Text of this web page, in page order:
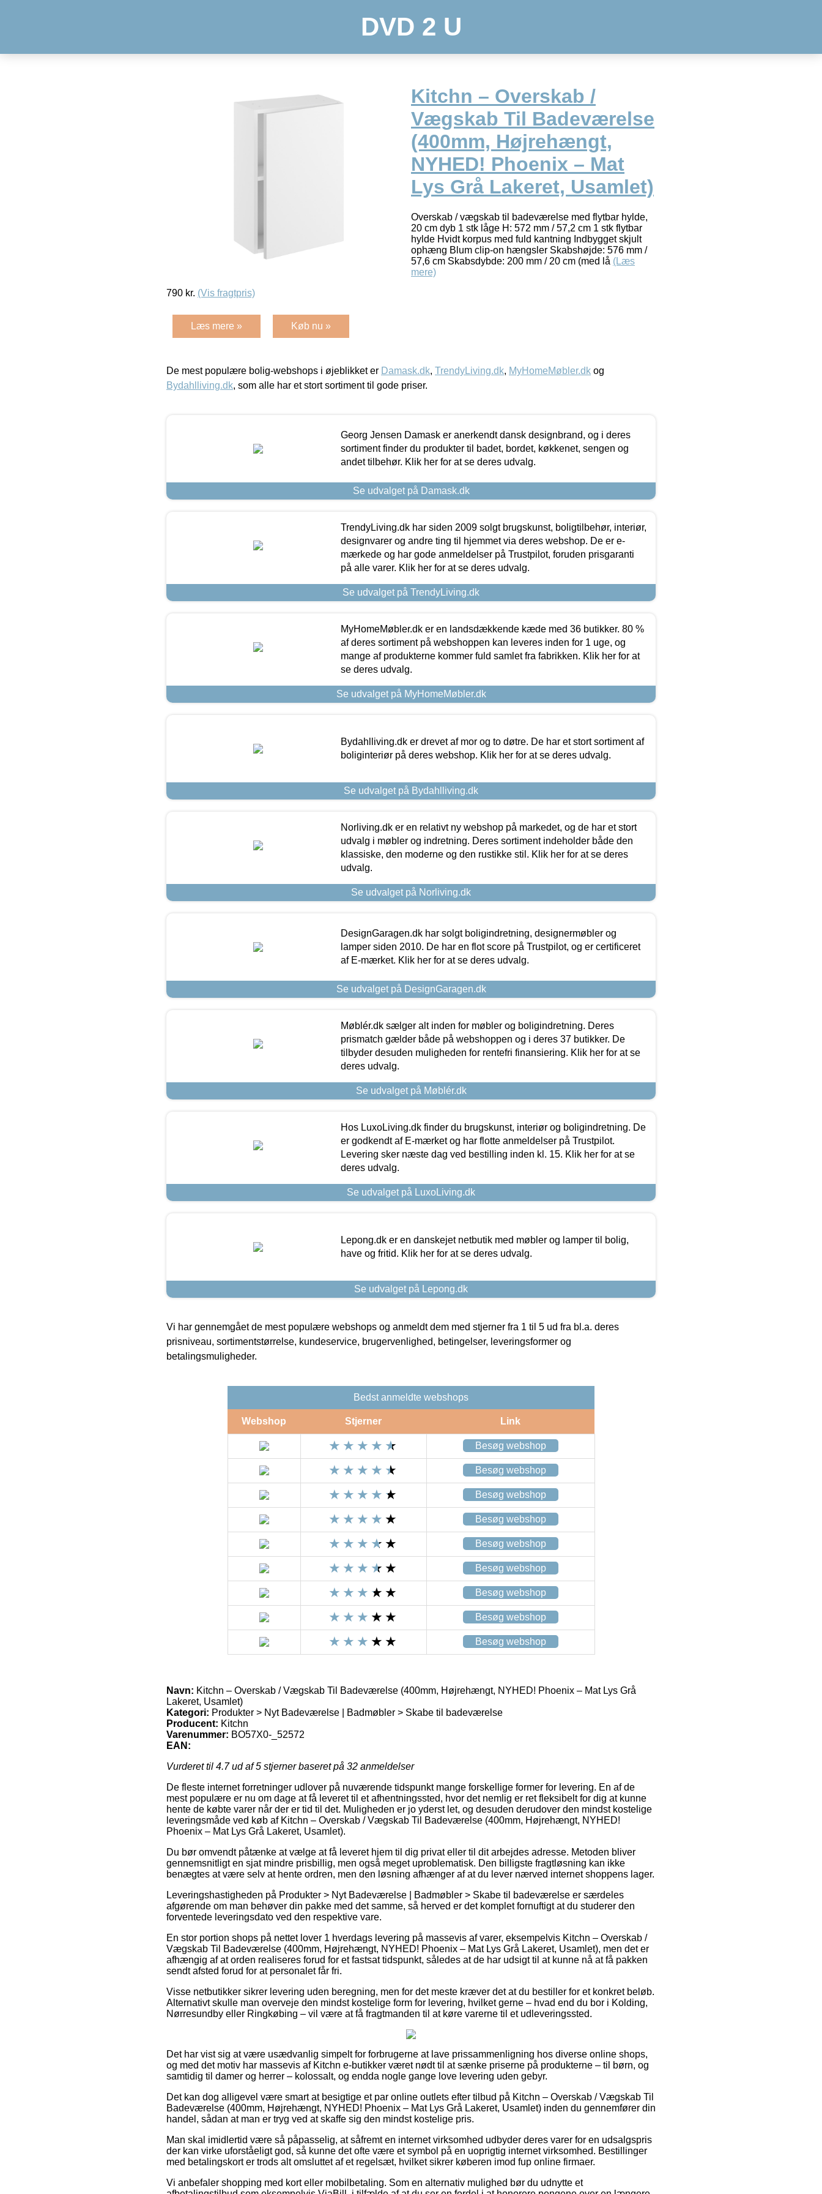
DVD 2 U
Kitchn – Overskab /
Vægskab Til Badeværelse
(400mm, Højrehængt,
NYHED! Phoenix – Mat
Lys Grå Lakeret, Usamlet)
Overskab / vægskab til badeværelse med flytbar hylde,
20 cm dyb 1 stk låge H: 572 mm / 57,2 cm 1 stk flytbar
hylde Hvidt korpus med fuld kantning Indbygget skjult
ophæng Blum clip-on hængsler Skabshøjde: 576 mm /
57,6 cm Skabsdybde: 200 mm / 20 cm (med lå (Læs
mere)
790 kr. (Vis fragtpris)
Læs mere » Køb nu »
De mest populære bolig-webshops i øjeblikket er Damask.dk, TrendyLiving.dk, MyHomeMøbler.dk og
Bydahlliving.dk, som alle har et stort sortiment til gode priser.
Georg Jensen Damask er anerkendt dansk designbrand, og i deres
sortiment finder du produkter til badet, bordet, køkkenet, sengen og
andet tilbehør. Klik her for at se deres udvalg.
Se udvalget på Damask.dk
TrendyLiving.dk har siden 2009 solgt brugskunst, boligtilbehør, interiør,
designvarer og andre ting til hjemmet via deres webshop. De er e-
mærkede og har gode anmeldelser på Trustpilot, foruden prisgaranti
på alle varer. Klik her for at se deres udvalg.
Se udvalget på TrendyLiving.dk
MyHomeMøbler.dk er en landsdækkende kæde med 36 butikker. 80 %
af deres sortiment på webshoppen kan leveres inden for 1 uge, og
mange af produkterne kommer fuld samlet fra fabrikken. Klik her for at
se deres udvalg.
Se udvalget på MyHomeMøbler.dk
Bydahlliving.dk er drevet af mor og to døtre. De har et stort sortiment af
boliginteriør på deres webshop. Klik her for at se deres udvalg.
Se udvalget på Bydahlliving.dk
Norliving.dk er en relativt ny webshop på markedet, og de har et stort
udvalg i møbler og indretning. Deres sortiment indeholder både den
klassiske, den moderne og den rustikke stil. Klik her for at se deres
udvalg.
Se udvalget på Norliving.dk
DesignGaragen.dk har solgt boligindretning, designermøbler og
lamper siden 2010. De har en flot score på Trustpilot, og er certificeret
af E-mærket. Klik her for at se deres udvalg.
Se udvalget på DesignGaragen.dk
Møblér.dk sælger alt inden for møbler og boligindretning. Deres
prismatch gælder både på webshoppen og i deres 37 butikker. De
tilbyder desuden muligheden for rentefri finansiering. Klik her for at se
deres udvalg.
Se udvalget på Møblér.dk
Hos LuxoLiving.dk finder du brugskunst, interiør og boligindretning. De
er godkendt af E-mærket og har flotte anmeldelser på Trustpilot.
Levering sker næste dag ved bestilling inden kl. 15. Klik her for at se
deres udvalg.
Se udvalget på LuxoLiving.dk
Lepong.dk er en danskejet netbutik med møbler og lamper til bolig,
have og fritid. Klik her for at se deres udvalg.
Se udvalget på Lepong.dk
Vi har gennemgået de mest populære webshops og anmeldt dem med stjerner fra 1 til 5 ud fra bl.a. deres
prisniveau, sortimentstørrelse, kundeservice, brugervenlighed, betingelser, leveringsformer og
betalingsmuligheder.
Bedst anmeldte webshops
Webshop Stjerner Link
Besøg webshop
Besøg webshop
Besøg webshop
Besøg webshop
Besøg webshop
Besøg webshop
Besøg webshop
Besøg webshop
Besøg webshop
Navn: Kitchn – Overskab / Vægskab Til Badeværelse (400mm, Højrehængt, NYHED! Phoenix – Mat Lys Grå
Lakeret, Usamlet)
Kategori: Produkter > Nyt Badeværelse | Badmøbler > Skabe til badeværelse
Producent: Kitchn
Varenummer: BO57X0-_52572
EAN:
Vurderet til 4.7ud af 5 stjerner baseret på 32 anmeldelser
De fleste internet forretninger udlover på nuværende tidspunkt mange forskellige former for levering. En af de
mest populære er nu om dage at få leveret til et afhentningssted, hvor det nemlig er ret fleksibelt for dig at kunne
hente de købte varer når der er tid til det. Muligheden er jo yderst let, og desuden derudover den mindst kostelige
leveringsmåde ved køb af Kitchn – Overskab / Vægskab Til Badeværelse (400mm, Højrehængt, NYHED!
Phoenix – Mat Lys Grå Lakeret, Usamlet).
Du bør omvendt påtænke at vælge at få leveret hjem til dig privat eller til dit arbejdes adresse. Metoden bliver
gennemsnitligt en sjat mindre prisbillig, men også meget uproblematisk. Den billigste fragtløsning kan ikke
benægtes at være selv at hente ordren, men den løsning afhænger af at du lever nærved internet shoppens lager.
Leveringshastigheden på Produkter > Nyt Badeværelse | Badmøbler > Skabe til badeværelse er særdeles
afgørende om man behøver din pakke med det samme, så herved er det komplet fornuftigt at du studerer den
forventede leveringsdato ved den respektive vare.
En stor portion shops på nettet lover 1 hverdags levering på massevis af varer, eksempelvis Kitchn – Overskab /
Vægskab Til Badeværelse (400mm, Højrehængt, NYHED! Phoenix – Mat Lys Grå Lakeret, Usamlet), men det er
afhængig af at orden realiseres forud for et fastsat tidspunkt, således at de har udsigt til at kunne nå at få pakken
sendt afsted forud for at personalet får fri.
Visse netbutikker sikrer levering uden beregning, men for det meste kræver det at du bestiller for et konkret beløb.
Alternativt skulle man overveje den mindst kostelige form for levering, hvilket gerne – hvad end du bor i Kolding,
Nørresundby eller Ringkøbing – vil være at få fragtmanden til at køre varerne til et udleveringssted.
Det har vist sig at være usædvanlig simpelt for forbrugerne at lave prissammenligning hos diverse online shops,
og med det motiv har massevis af Kitchn e-butikker været nødt til at sænke priserne på produkterne – til børn, og
samtidig til damer og herrer – kolossalt, og endda nogle gange love levering uden gebyr.
Det kan dog alligevel være smart at besigtige et par online outlets efter tilbud på Kitchn – Overskab / Vægskab Til
Badeværelse (400mm, Højrehængt, NYHED! Phoenix – Mat Lys Grå Lakeret, Usamlet) inden du gennemfører din
handel, sådan at man er tryg ved at skaffe sig den mindst kostelige pris.
Man skal imidlertid være så påpasselig, at såfremt en internet virksomhed udbyder deres varer for en udsalgspris
der kan virke uforståeligt god, så kunne det ofte være et symbol på en uoprigtig internet virksomhed. Bestillinger
med betalingskort er trods alt omsluttet af et regelsæt, hvilket sikrer køberen imod fup online firmaer.
Vi anbefaler shopping med kort eller mobilbetaling. Som en alternativ mulighed bør du udnytte et